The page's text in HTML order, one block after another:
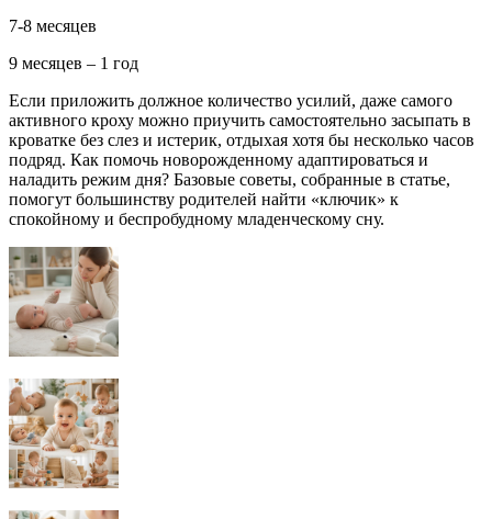
7-8 месяцев
9 месяцев – 1 год
Если приложить должное количество усилий, даже самого
активного кроху можно приучить самостоятельно засыпать в
кроватке без слез и истерик, отдыхая хотя бы несколько часов
подряд. Как помочь новорожденному адаптироваться и
наладить режим дня? Базовые советы, собранные в статье,
помогут большинству родителей найти «ключик» к
спокойному и беспробудному младенческому сну.